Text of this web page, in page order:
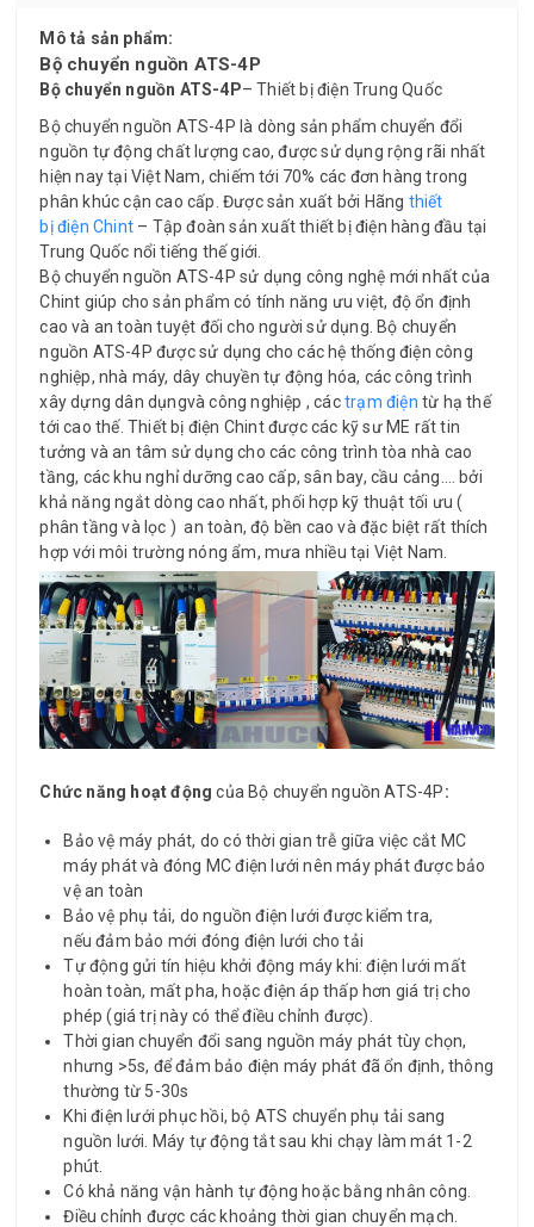
Mô tả sản phẩm:
Bộ chuyển nguồn ATS-4P
Bộ chuyển nguồn ATS-4P– Thiết bị điện Trung Quốc
Bộ chuyển nguồn ATS-4P là dòng sản phẩm chuyển đổi
nguồn tự động chất lượng cao, được sử dụng rộng rãi nhất
hiện nay tại Việt Nam, chiếm tới 70% các đơn hàng trong
phân khúc cận cao cấp. Được sản xuất bởi Hãng thiết
bị điện Chint – Tập đoàn sản xuất thiết bị điện hàng đầu tại
Trung Quốc nổi tiếng thế giới.
Bộ chuyển nguồn ATS-4P sử dụng công nghệ mới nhất của
Chint giúp cho sản phẩm có tính năng ưu việt, độ ổn định
cao và an toàn tuyệt đối cho người sử dụng. Bộ chuyển
nguồn ATS-4P được sử dụng cho các hệ thống điện công
nghiệp, nhà máy, dây chuyền tự động hóa, các công trình
xây dựng dân dụngvà công nghiệp , cáctrạm điệntừ hạ thế
tới cao thế. Thiết bị điện Chint được các kỹ sư ME rất tin
tưởng và an tâm sử dụng cho các công trình tòa nhà cao
tầng, các khu nghỉ dưỡng cao cấp, sân bay, cầu cảng…. bởi
khả năng ngắt dòng cao nhất, phối hợp kỹ thuật tối ưu (
phân tầng và lọc ) an toàn, độ bền cao và đặc biệt rất thích
hợp với môi trường nóng ẩm, mưa nhiều tại Việt Nam.
Chức năng hoạt động của Bộ chuyển nguồn ATS-4P:
Bảo vệ máy phát, do có thời gian trễ giữa việc cắt MC
máy phát và đóng MC điện lưới nên máy phát được bảo
vệ an toàn
Bảo vệ phụ tải, do nguồn điện lưới được kiểm tra,
nếu đảm bảo mới đóng điện lưới cho tải
Tự động gửi tín hiệu khởi động máy khi: điện lưới mất
hoàn toàn, mất pha, hoặc điện áp thấp hơn giá trị cho
phép (giá trị này có thể điều chỉnh được).
Thời gian chuyển đổi sang nguồn máy phát tùy chọn,
nhưng >5s, để đảm bảo điện máy phát đã ổn định, thông
thường từ 5-30s
Khi điện lưới phục hồi, bộ ATS chuyển phụ tải sang
nguồn lưới. Máy tự động tắt sau khi chạy làm mát 1-2
phút.
Có khả năng vận hành tự động hoặc bằng nhân công.
Điều chỉnh được các khoảng thời gian chuyển mạch.